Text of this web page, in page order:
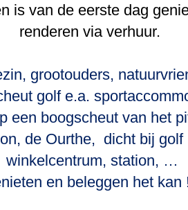
is van de eerste dag
renderen via verhuur.
grootouders,
golf e.a.
een boogscheut van het
de Ourthe, dicht bij
winkelcentrum, station, …
en beleggen het kan